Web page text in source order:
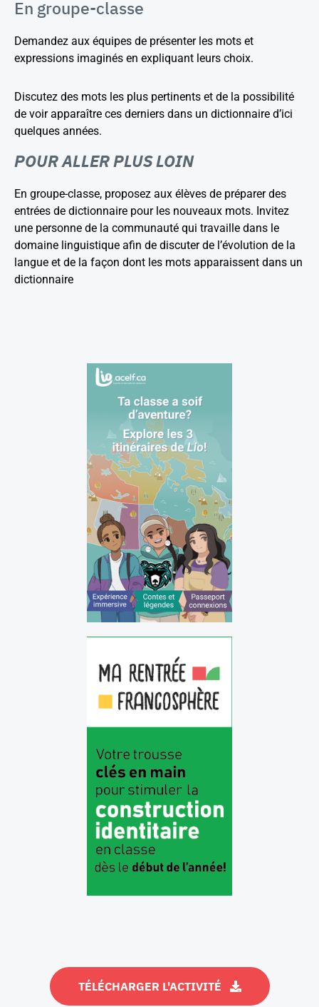
En groupe-classe
Demandez aux équipes de présenter les mots et
expressions imaginés en expliquant leurs choix.
Discutez des mots les plus pertinents et de la possibilité
de voir apparaître ces derniers dans un dictionnaire d’ici
quelques années.
POUR ALLER PLUS LOIN
En groupe-classe, proposez aux élèves de préparer des
entrées de dictionnaire pour les nouveaux mots. Invitez
une personne de la communauté qui travaille dans le
domaine linguistique afin de discuter de l’évolution de la
langue et de la façon dont les mots apparaissent dans un
dictionnaire
TÉLÉCHARGER L'ACTIVITÉ